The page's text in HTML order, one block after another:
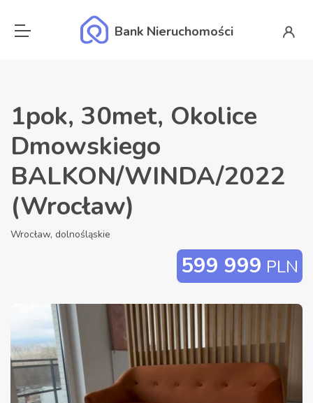
Bank Nieruchomości
1pok, 30met, Okolice
Dmowskiego
BALKON/WINDA/2022
(Wrocław)
Wrocław, dolnośląskie
599 999 PLN